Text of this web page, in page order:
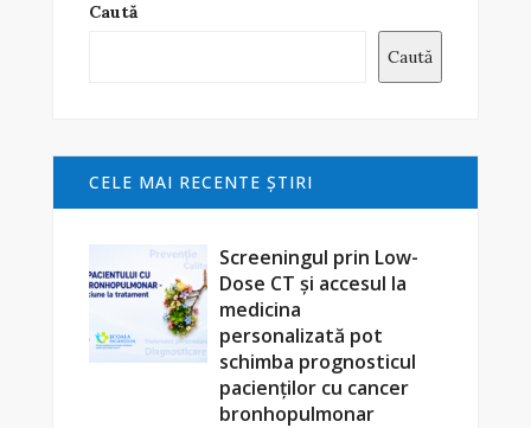
Caută
Caută
CELE MAI RECENTE ŞTIRI
Screeningul prin Low-
Dose CT și accesul la
medicina
personalizată pot
schimba prognosticul
pacienților cu cancer
bronhopulmonar